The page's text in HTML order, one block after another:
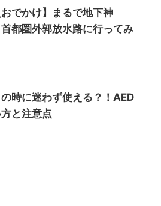
おでかけ】まるで地下神
都圏外郭放水路に行ってみ
の時に迷わず使える？！AED
と注意点